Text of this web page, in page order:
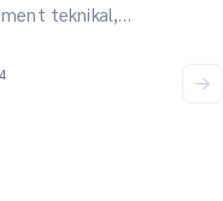
teknikal,
virtual, hingga